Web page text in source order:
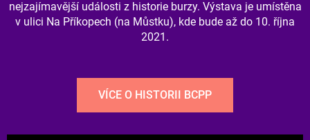
nejzajímavější události z historie burzy. Výstava je umístěna
v ulici Na Příkopech (na Můstku), kde bude až do 10. října
2021.
VÍCE O HISTORII BCPP